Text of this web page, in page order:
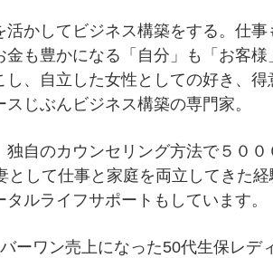
かしてビジネス構築をする。仕
も豊かになる「自分」も「お客
、自立した女性としての好き、
じぶんビジネス構築の専門家。
自のカウンセリング方法で５０
して仕事と家庭を両立してきた
ルライフサポートもしています。
ーワン売上になった50代生保レデ